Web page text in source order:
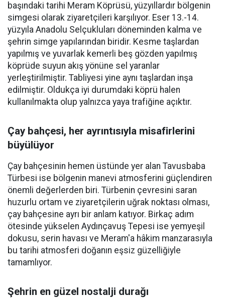
başındaki tarihi Meram Köprüsü, yüzyıllardır bölgenin
simgesi olarak ziyaretçileri karşılıyor. Eser 13.-14.
yüzyıla Anadolu Selçukluları döneminden kalma ve
şehrin simge yapılarından biridir. Kesme taşlardan
yapılmış ve yuvarlak kemerli beş gözden yapılmış
köprüde suyun akış yönüne sel yaranlar
yerleştirilmiştir. Tabliyesi yine aynı taşlardan inşa
edilmiştir. Oldukça iyi durumdaki köprü halen
kullanılmakta olup yalnızca yaya trafiğine açıktır.
Çay bahçesi, her ayrıntısıyla misafirlerini
büyülüyor
Çay bahçesinin hemen üstünde yer alan Tavusbaba
Türbesi ise bölgenin manevi atmosferini güçlendiren
önemli değerlerden biri. Türbenin çevresini saran
huzurlu ortam ve ziyaretçilerin uğrak noktası olması,
çay bahçesine ayrı bir anlam katıyor. Birkaç adım
ötesinde yükselen Aydınçavuş Tepesi ise yemyeşil
dokusu, serin havası ve Meram'a hâkim manzarasıyla
bu tarihi atmosferi doğanın eşsiz güzelliğiyle
tamamlıyor.
Şehrin en güzel nostalji durağı